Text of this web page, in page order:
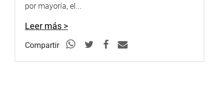
por mayoría, el...
Leer más >
Compartir